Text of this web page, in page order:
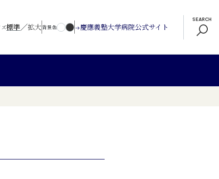
ズ標準／拡大背景色 慶應義塾大学病院公式サイト
SEARCH